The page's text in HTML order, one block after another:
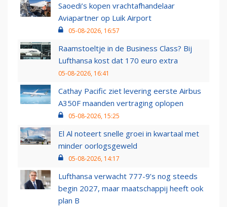
Saoedi’s kopen vrachtafhandelaar
Aviapartner op Luik Airport
05-08-2026, 16:57
Raamstoeltje in de Business Class? Bij
Lufthansa kost dat 170 euro extra
05-08-2026, 16:41
Cathay Pacific ziet levering eerste Airbus
A350F maanden vertraging oplopen
05-08-2026, 15:25
El Al noteert snelle groei in kwartaal met
minder oorlogsgeweld
05-08-2026, 14:17
Lufthansa verwacht 777-9’s nog steeds
begin 2027, maar maatschappij heeft ook
plan B